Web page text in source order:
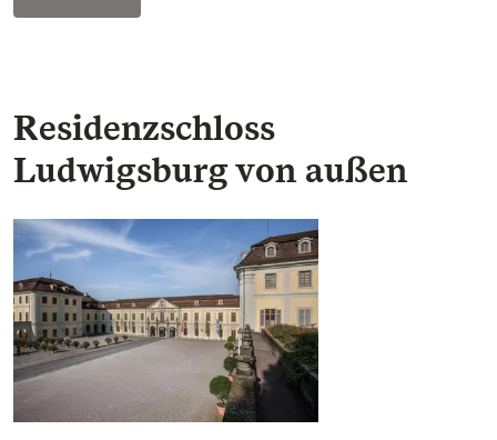
Residenzschloss
Ludwigsburg von außen